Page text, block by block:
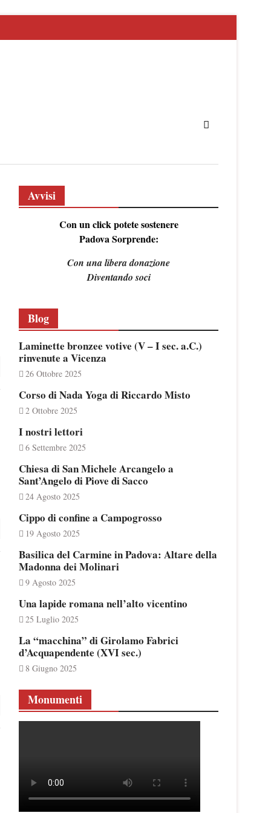
Avvisi
Con un click potete sostenere
Padova Sorprende:
Con una libera donazione
Diventando soci
Blog
Laminette bronzee votive (V – I sec. a.C.)
rinvenute a Vicenza
26 Ottobre 2025
Corso di Nada Yoga di Riccardo Misto
2 Ottobre 2025
I nostri lettori
6 Settembre 2025
Chiesa di San Michele Arcangelo a
Sant’Angelo di Piove di Sacco
24 Agosto 2025
Cippo di confine a Campogrosso
19 Agosto 2025
Basilica del Carmine in Padova: Altare della
Madonna dei Molinari
9 Agosto 2025
Una lapide romana nell’alto vicentino
25 Luglio 2025
La “macchina” di Girolamo Fabrici
d’Acquapendente (XVI sec.)
8 Giugno 2025
Monumenti